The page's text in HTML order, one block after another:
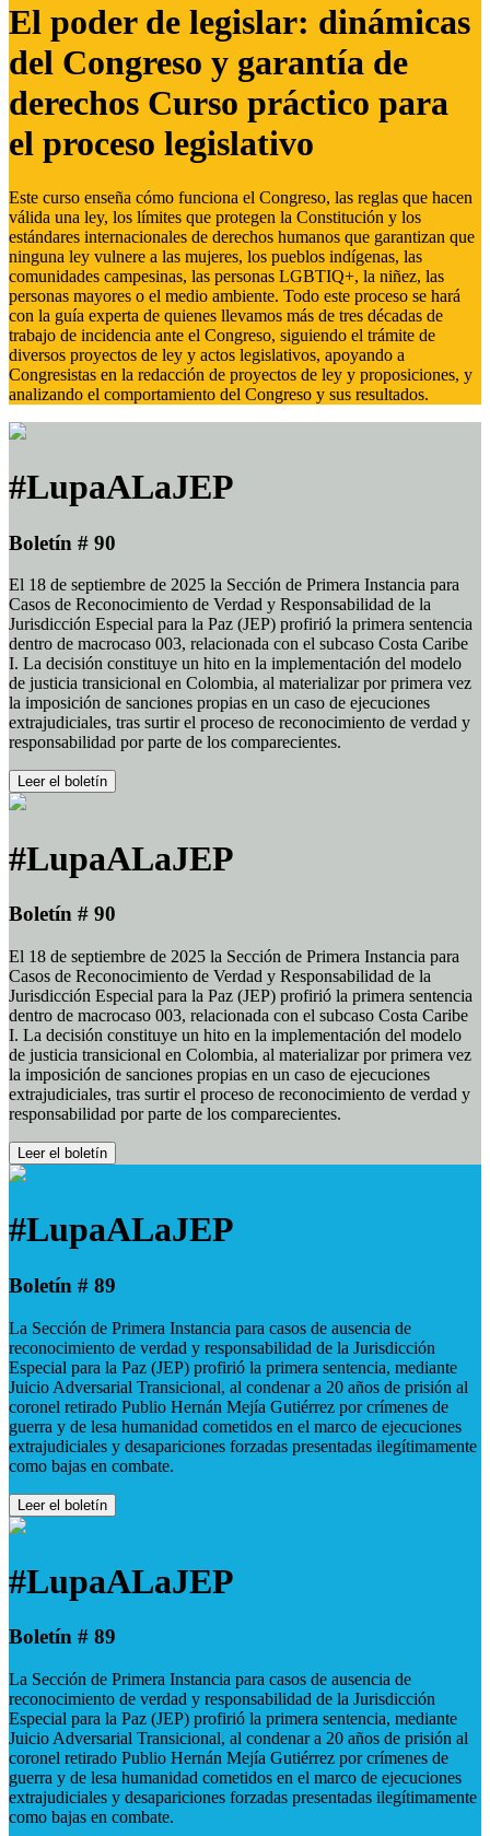
El poder de legislar: dinámicas
del Congreso y garantía de
derechos Curso práctico para
el proceso legislativo
Este curso enseña cómo funciona el Congreso, las reglas que hacen
válida una ley, los límites que protegen la Constitución y los
estándares internacionales de derechos humanos que garantizan que
ninguna ley vulnere a las mujeres, los pueblos indígenas, las
comunidades campesinas, las personas LGBTIQ+, la niñez, las
personas mayores o el medio ambiente. Todo este proceso se hará
con la guía experta de quienes llevamos más de tres décadas de
trabajo de incidencia ante el Congreso, siguiendo el trámite de
diversos proyectos de ley y actos legislativos, apoyando a
Congresistas en la redacción de proyectos de ley y proposiciones, y
analizando el comportamiento del Congreso y sus resultados.
#LupaALaJEP
Boletín # 90
El 18 de septiembre de 2025 la Sección de Primera Instancia para
Casos de Reconocimiento de Verdad y Responsabilidad de la
Jurisdicción Especial para la Paz (JEP) profirió la primera sentencia
dentro de macrocaso 003, relacionada con el subcaso Costa Caribe
I. La decisión constituye un hito en la implementación del modelo
de justicia transicional en Colombia, al materializar por primera vez
la imposición de sanciones propias en un caso de ejecuciones
extrajudiciales, tras surtir el proceso de reconocimiento de verdad y
responsabilidad por parte de los comparecientes.
Leer el boletín
#LupaALaJEP
Boletín # 90
El 18 de septiembre de 2025 la Sección de Primera Instancia para
Casos de Reconocimiento de Verdad y Responsabilidad de la
Jurisdicción Especial para la Paz (JEP) profirió la primera sentencia
dentro de macrocaso 003, relacionada con el subcaso Costa Caribe
I. La decisión constituye un hito en la implementación del modelo
de justicia transicional en Colombia, al materializar por primera vez
la imposición de sanciones propias en un caso de ejecuciones
extrajudiciales, tras surtir el proceso de reconocimiento de verdad y
responsabilidad por parte de los comparecientes.
Leer el boletín
#LupaALaJEP
Boletín # 89
La Sección de Primera Instancia para casos de ausencia de
reconocimiento de verdad y responsabilidad de la Jurisdicción
Especial para la Paz (JEP) profirió la primera sentencia, mediante
Juicio Adversarial Transicional, al condenar a 20 años de prisión al
coronel retirado Publio Hernán Mejía Gutiérrez por crímenes de
guerra y de lesa humanidad cometidos en el marco de ejecuciones
extrajudiciales y desapariciones forzadas presentadas ilegítimamente
como bajas en combate.
Leer el boletín
#LupaALaJEP
Boletín # 89
La Sección de Primera Instancia para casos de ausencia de
reconocimiento de verdad y responsabilidad de la Jurisdicción
Especial para la Paz (JEP) profirió la primera sentencia, mediante
Juicio Adversarial Transicional, al condenar a 20 años de prisión al
coronel retirado Publio Hernán Mejía Gutiérrez por crímenes de
guerra y de lesa humanidad cometidos en el marco de ejecuciones
extrajudiciales y desapariciones forzadas presentadas ilegítimamente
como bajas en combate.